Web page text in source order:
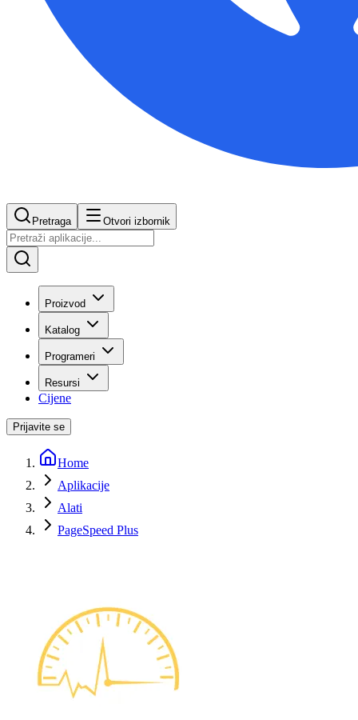
Pretraga Otvori izbornik
Proizvod
Katalog
Programeri
Resursi
Cijene
Prijavite se
Home
Aplikacije
Alati
PageSpeed Plus